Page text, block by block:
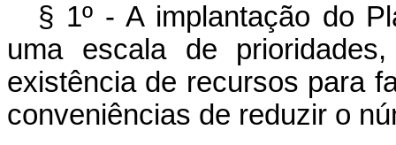
§ 1º - A implantação do
uma escala de
existência de recursos para
conveniências de reduzir o